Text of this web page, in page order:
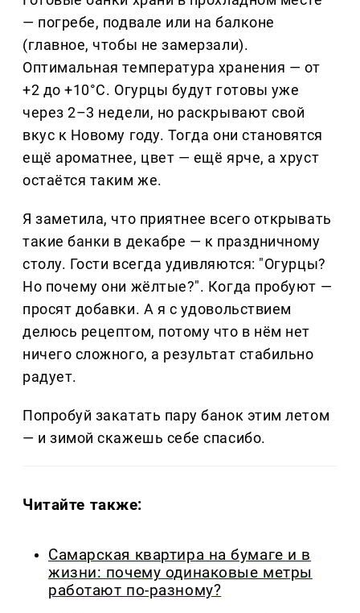
— погребе, подвале или на балконе
(главное, чтобы не замерзали).
Оптимальная температура хранения — от
+2 до +10°C. Огурцы будут готовы уже
через 2–3 недели, но раскрывают свой
вкус к Новому году. Тогда они становятся
ещё ароматнее, цвет — ещё ярче, а хруст
остаётся таким же.
Я заметила, что приятнее всего открывать
такие банки в декабре — к праздничному
столу. Гости всегда удивляются: "Огурцы?
Но почему они жёлтые?". Когда пробуют —
просят добавки. А я с удовольствием
делюсь рецептом, потому что в нём нет
ничего сложного, а результат стабильно
радует.
Попробуй закатать пару банок этим летом
— и зимой скажешь себе спасибо.
Читайте также:
Самарская квартира на бумаге и в
жизни: почему одинаковые метры
работают по-разному?